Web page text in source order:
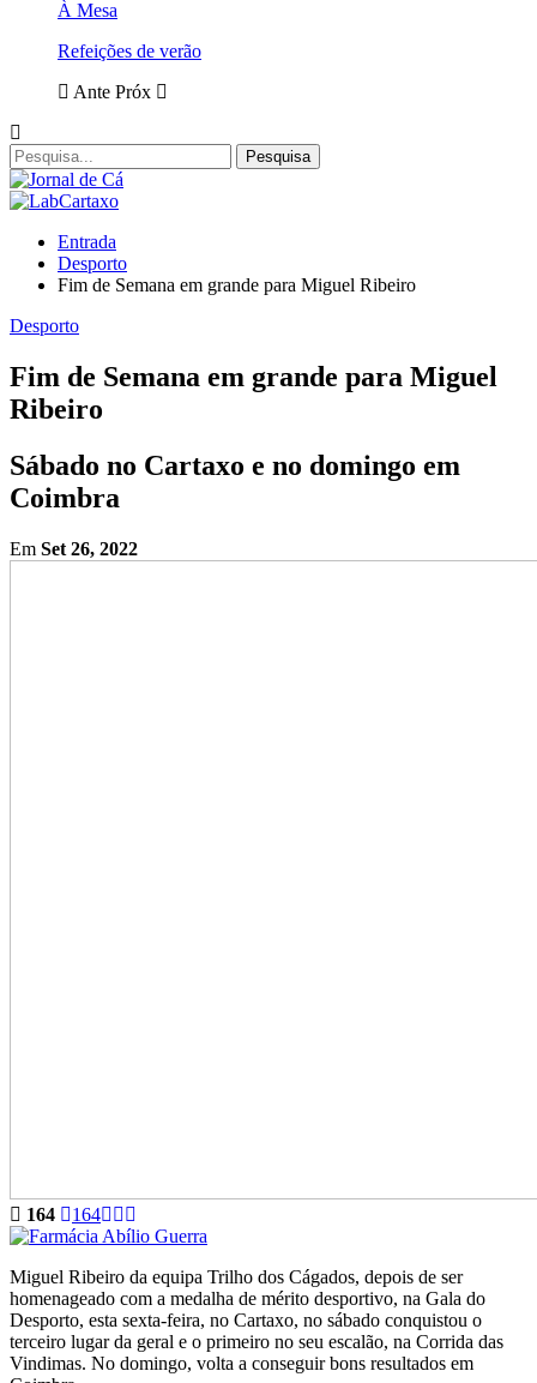
À Mesa
Refeições de verão
Ante Próx
Entrada
Desporto
Fim de Semana em grande para Miguel Ribeiro
Desporto
Fim de Semana em grande para Miguel
Ribeiro
Sábado no Cartaxo e no domingo em
Coimbra
Em Set 26, 2022
164 164
Miguel Ribeiro da equipa Trilho dos Cágados, depois de ser
homenageado com a medalha de mérito desportivo, na Gala do
Desporto, esta sexta-feira, no Cartaxo, no sábado conquistou o
terceiro lugar da geral e o primeiro no seu escalão, na Corrida das
Vindimas. No domingo, volta a conseguir bons resultados em